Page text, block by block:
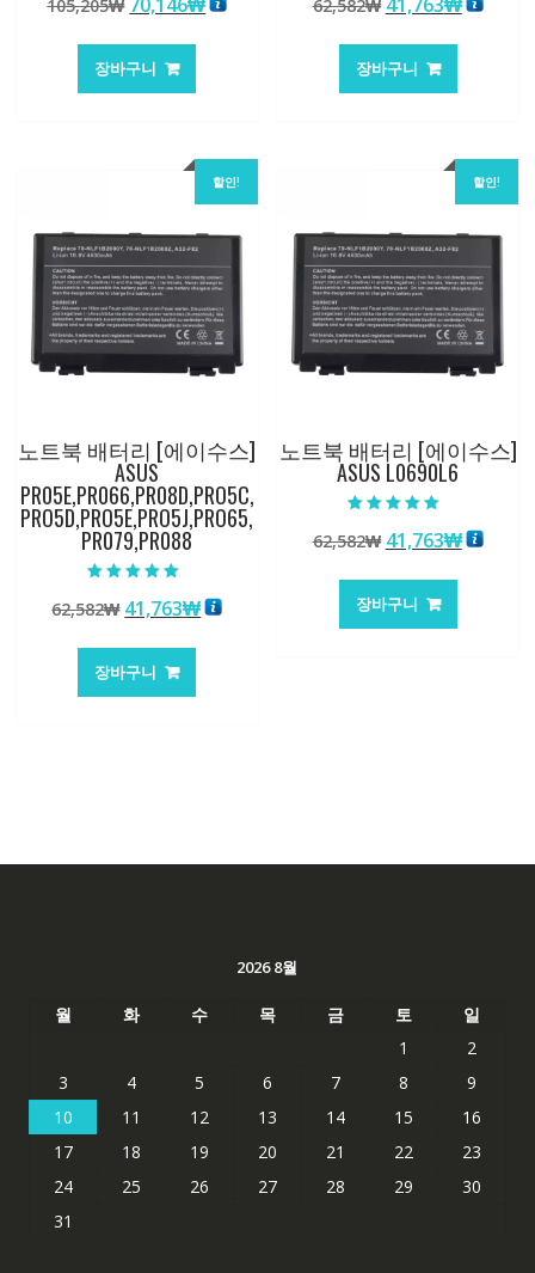
5.00
로 평가됨
105,205₩
가
격:
장바구니
5.00
로 평가됨
62,582₩
가
격:
장바구니
할인!
노트북 배터리 [에이수스]
ASUS
PR05E,PR066,PR08D,PRO5C,
PRO5D,PRO5E,PRO5J,PRO65,
PR079,PR088
5.00
로 평가됨
62,582₩ 원
가
격:
41,763₩현
장바구니
할인!
노트북 배터리 [에이수스]
ASUS L0690L6
4.50
로 평가됨
62,582₩ 원
가
격:
41,763₩현
장바구니
2026 8월
월 화 수 목 금 토
일
1
2
3
4 5 6 7 8
9
10
11 12 13 14 15
16
17
18 19 20 21 22
23
24
25 26 27 28 29
30
31